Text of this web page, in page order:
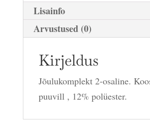
Lisainfo
Arvustused (0)
Kirjeldus
Jõulukomplekt 2-osaline.
puuvill , 12% polüester.